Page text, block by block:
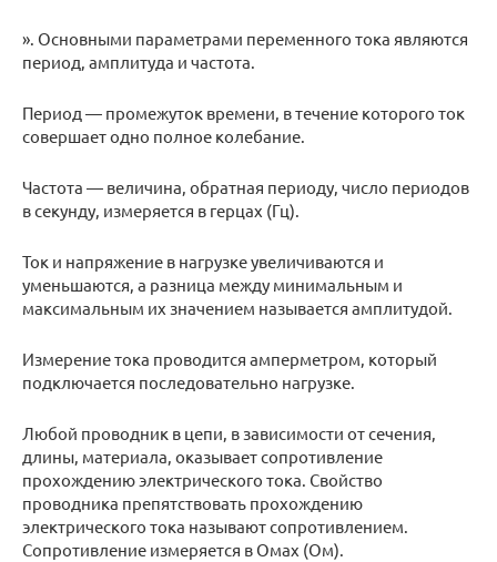
». Основными параметрами переменного тока являются
период, амплитуда и частота.
Период — промежуток времени, в течение которого ток
совершает одно полное колебание.
Частота — величина, обратная периоду, число периодов
в секунду, измеряется в герцах (Гц).
Ток и напряжение в нагрузке увеличиваются и
уменьшаются, а разница между минимальным и
максимальным их значением называется амплитудой.
Измерение тока проводится амперметром, который
подключается последовательно нагрузке.
Любой проводник в цепи, в зависимости от сечения,
длины, материала, оказывает сопротивление
прохождению электрического тока. Свойство
проводника препятствовать прохождению
электрического тока называют сопротивлением.
Сопротивление измеряется в Омах (Ом).